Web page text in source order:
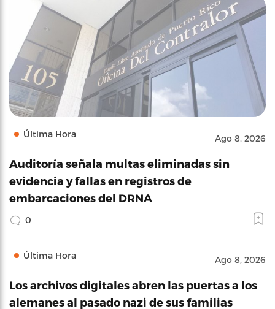
Última Hora Ago 8, 2026
Auditoría señala multas eliminadas sin
evidencia y fallas en registros de
embarcaciones del DRNA
0
Última Hora Ago 8, 2026
Los archivos digitales abren las puertas a los
alemanes al pasado nazi de sus familias